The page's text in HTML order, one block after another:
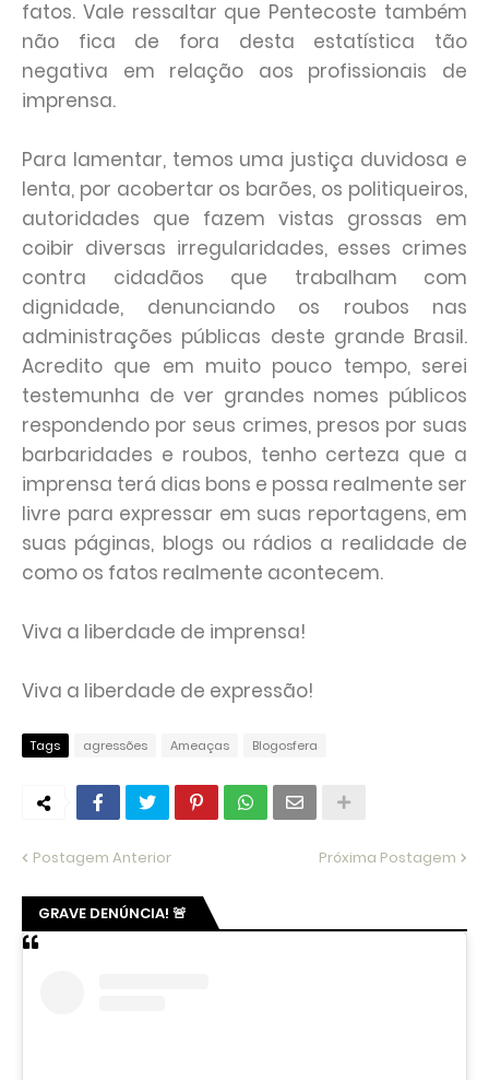
fatos. Vale ressaltar que Pentecoste também
não fica de fora desta estatística tão
negativa em relação aos profissionais de
imprensa.
Para lamentar, temos uma justiça duvidosa e
lenta, por acobertar os barões, os politiqueiros,
autoridades que fazem vistas grossas em
coibir diversas irregularidades, esses crimes
contra cidadãos que trabalham com
dignidade, denunciando os roubos nas
administrações públicas deste grande Brasil.
Acredito que em muito pouco tempo, serei
testemunha de ver grandes nomes públicos
respondendo por seus crimes, presos por suas
barbaridades e roubos, tenho certeza que a
imprensa terá dias bons e possa realmente ser
livre para expressar em suas reportagens, em
suas páginas, blogs ou rádios a realidade de
como os fatos realmente acontecem.
Viva a liberdade de imprensa!
Viva a liberdade de expressão!
Tags agressões Ameaças Blogosfera
Postagem Anterior Próxima Postagem
GRAVE DENÚNCIA! 🚨